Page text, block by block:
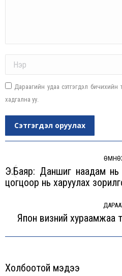
Дараагийн удаа сэтгэгдэл
хадгална уу.
Сэтгэгдэл оруулах
Э.Баяр: Даншиг наадам
цогцоор нь харуулах
Япон визний хураамжаа
Холбоотой мэдээ